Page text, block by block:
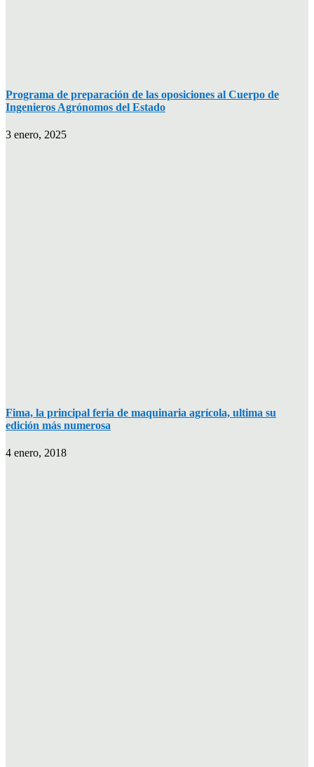
Programa de preparación de las oposiciones al Cuerpo de
Ingenieros Agrónomos del Estado
3 enero, 2025
Fima, la principal feria de maquinaria agrícola, ultima su
edición más numerosa
4 enero, 2018